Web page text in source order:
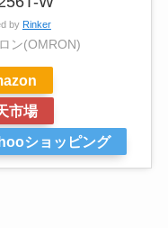
by Rinker
ン(OMRON)
市場
ショッピング